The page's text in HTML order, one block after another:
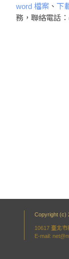
word 檔案 、 下
務，聯絡電話
Copyright (c)
10617 臺北
E-mail: